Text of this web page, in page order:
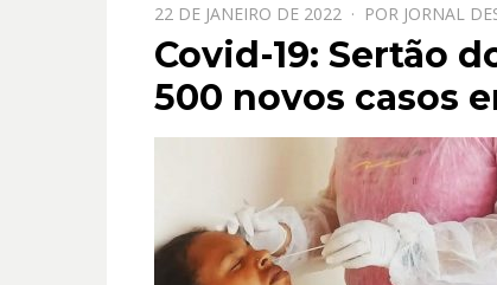
PPOSTADO
EM
22 DE JANEIRO DE 2022 POR JORNAL
Covid-19: Sertão
500 novos casos